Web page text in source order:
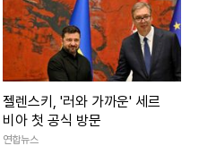
젤렌스키, '러와 가까운' 세르
비아 첫 공식 방문
연합뉴스